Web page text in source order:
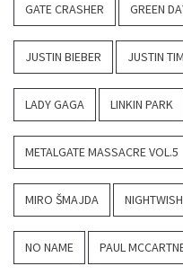
GATE CRASHER GREEN
JUSTIN BIEBER JUSTIN
LADY GAGA LINKIN PARK
METALGATE MASSACRE VOL.5
MIRO ŠMAJDA NIGHTWISH
NO NAME PAUL